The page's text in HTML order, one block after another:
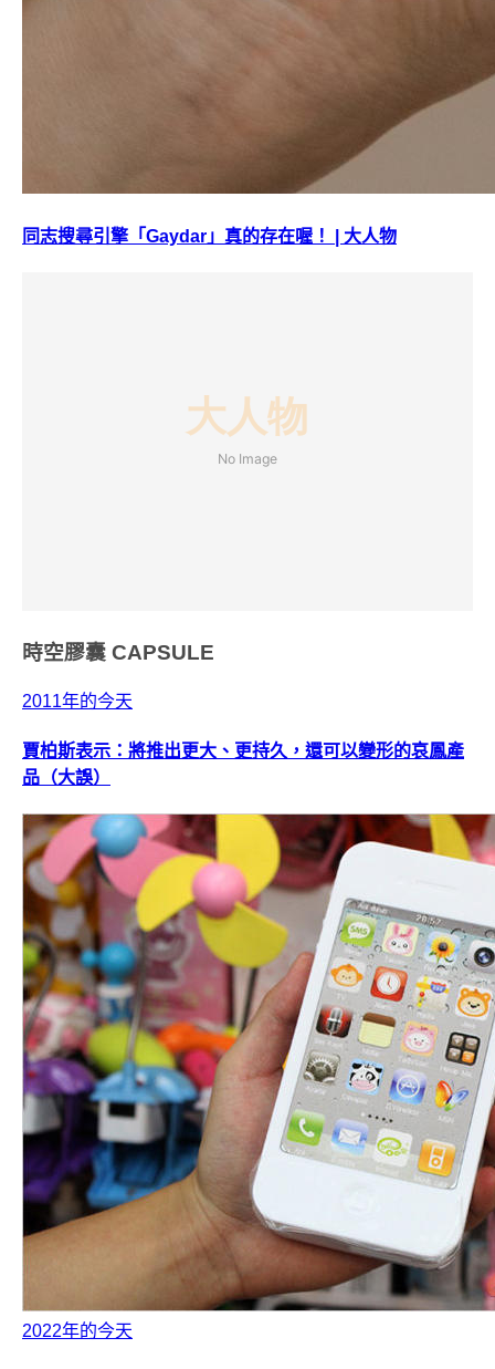
同志搜尋引擎「Gaydar」真的存在喔！ | 大人物
時空膠囊 CAPSULE
2011年的今天
賈柏斯表示：將推出更大、更持久，還可以變形的哀鳳產
品（大誤）
2022年的今天